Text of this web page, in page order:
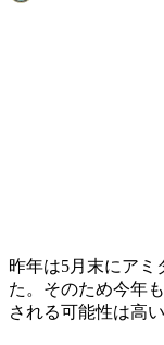
昨年は5月末にアミ
た。そのため今年
される可能性は高い